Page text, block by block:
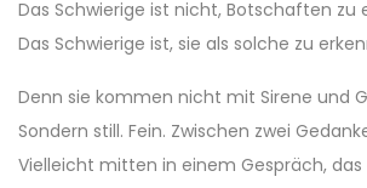
Das Schwierige ist nicht, Botschaften zu
Das Schwierige ist, sie als solche zu
Denn sie kommen nicht mit Sirene und
Sondern still. Fein. Zwischen zwei
Vielleicht mitten in einem Gespräch,